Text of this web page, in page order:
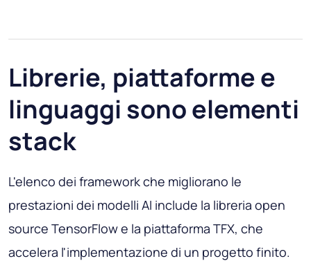
Librerie, piattaforme e
linguaggi sono elementi
stack
L'elenco dei framework che migliorano le
prestazioni dei modelli AI include la libreria open
source TensorFlow e la piattaforma TFX, che
accelera l'implementazione di un progetto finito.